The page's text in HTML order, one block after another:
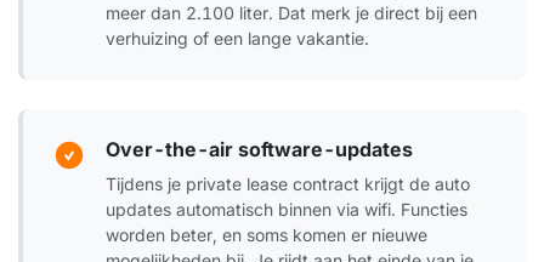
meer dan 2.100 liter. Dat merk je direct bij een
verhuizing of een lange vakantie.
Over-the-air software-updates
Tijdens je private lease contract krijgt de auto
updates automatisch binnen via wifi. Functies
worden beter, en soms komen er nieuwe